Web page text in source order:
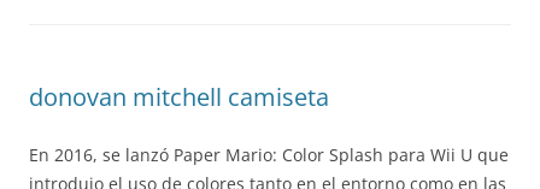
donovan mitchell camiseta
En 2016, se lanzó Paper Mario: Color Splash para Wii U que
introdujo el uso de colores tanto en el entorno como en las